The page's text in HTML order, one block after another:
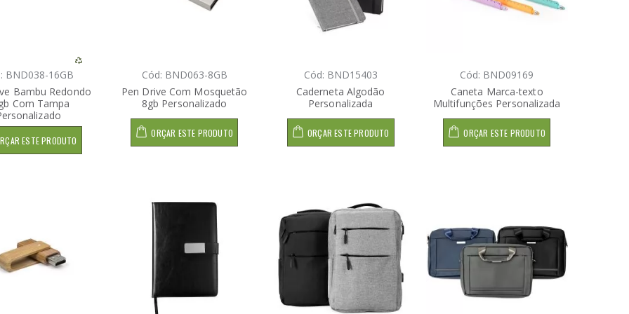
BND038-16GB
Bambu Redondo
Com Tampa
ESTE PRODUTO
Cód: BND063-8GB
Pen Drive Com Mosquetão
8gb Personalizado
ORÇAR ESTE PRODUTO
Cód: BND15403
Caderneta Algodão
Personalizada
ORÇAR ESTE PRODUTO
Cód: BND09169
Caneta Marca-texto
Multifunções Personalizada
ORÇAR ESTE PRODUTO